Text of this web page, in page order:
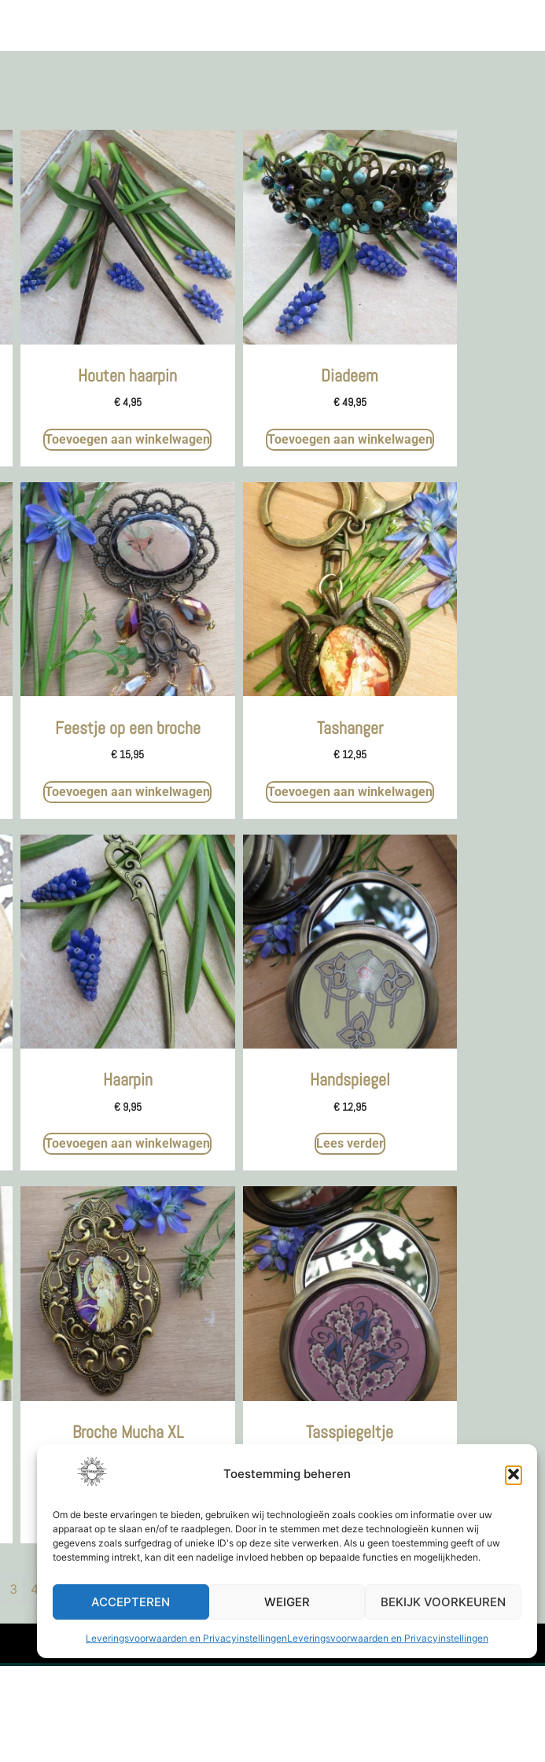
Toestemming beheren
Om de beste ervaringen te bieden, gebruiken wij technologieën zoals cookies om informatie over uw
apparaat op te slaan en/of te raadplegen. Door in te stemmen met deze technologieën kunnen wij
gegevens zoals surfgedrag of unieke ID's op deze site verwerken. Als u geen toestemming geeft of uw
toestemming intrekt, kan dit een nadelige invloed hebben op bepaalde functies en mogelijkheden.
ACCEPTEREN WEIGER BEKIJK VOORKEUREN
Leveringsvoorwaarden en PrivacyinstellingenLeveringsvoorwaarden en Privacyinstellingen
Houten haarpin
€4,95
Toevoegen aan winkelwagen
Diadeem
€49,95
Toevoegen aan winkelwagen
Feestje op een broche
€ 15,95
Toevoegen aan winkelwagen
Tashanger
€12,95
Toevoegen aan winkelwagen
Haarpin
€9,95
Toevoegen aan winkelwagen
Handspiegel
€12,95
Lees verder
Broche Mucha XL
Toevoegen aan winkelwagen
Tasspiegeltje
Lees verder
3 4 →